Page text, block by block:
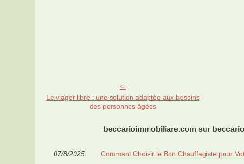
Le viager libre : une solution adaptée aux besoins
des personnes âgées
beccarioimmobiliare.com sur
07/8/2025 Comment Choisir le Bon Chauffagiste pour